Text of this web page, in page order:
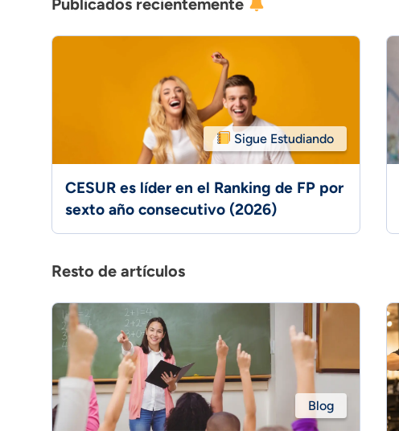
Sigue Estudiando
CESUR es líder en el Ranking de FP por
sexto año consecutivo (2026)
Resto de artículos
Blog